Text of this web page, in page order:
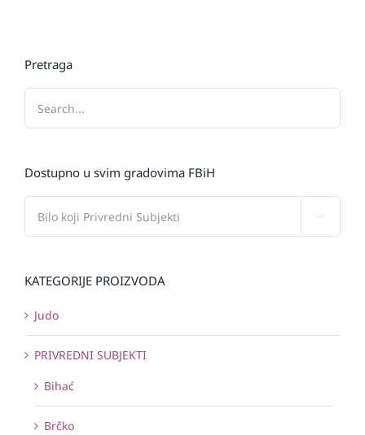
Pretraga
Dostupno u svim gradovima FBiH
KATEGORIJE PROIZVODA
Judo
PRIVREDNI SUBJEKTI
Bihać
Brčko